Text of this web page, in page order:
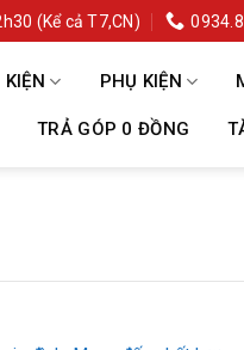
(Kể cả T7,CN)
PHỤ KIỆN
TRẢ GÓP 0 ĐỒNG